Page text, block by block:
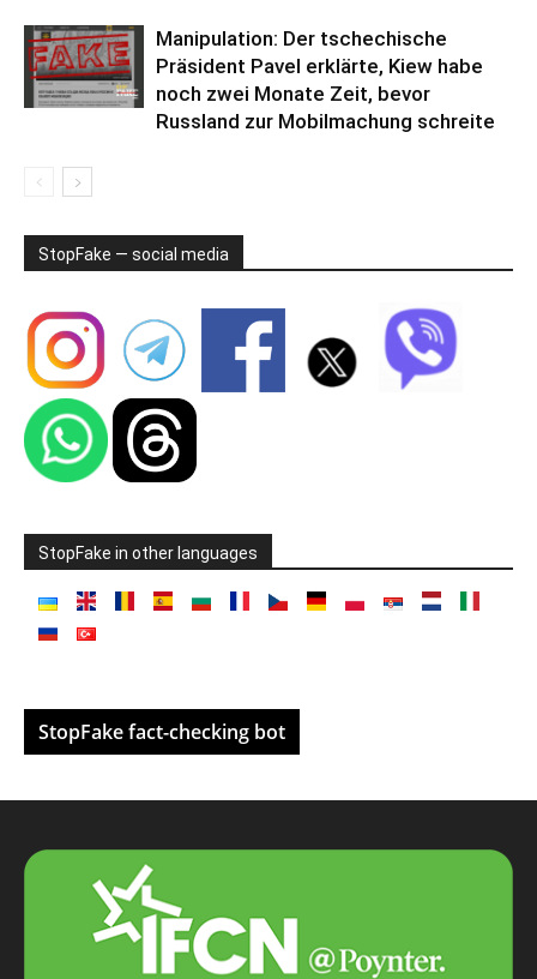
Manipulation: Der tschechische
Präsident Pavel erklärte, Kiew habe
noch zwei Monate Zeit, bevor
Russland zur Mobilmachung schreite
StopFake — social media
StopFake in other languages
StopFake fact-checking bot